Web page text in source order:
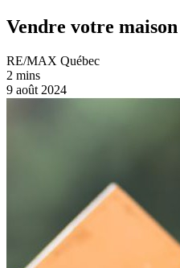
Vendre votre
RE/MAX Québec
2 mins
9 août 2024